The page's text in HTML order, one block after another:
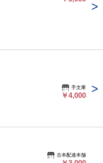
手文庫
￥4,000
古本配達本舗